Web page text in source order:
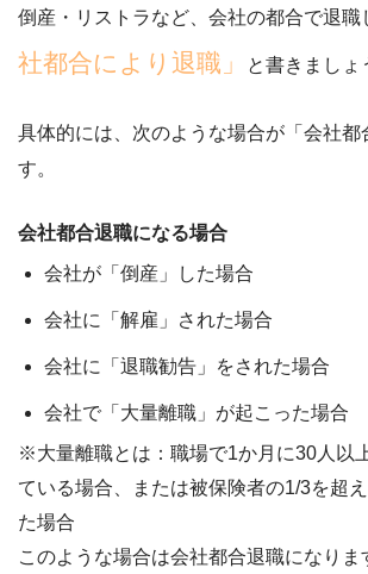
倒産・リストラなど、会社の都合で退職
社都合により退職」
と書きましょ
具体的には、次のような場合が「会社都
す。
会社都合退職になる場合
会社が「倒産」した場合
会社に「解雇」された場合
会社に「退職勧告」をされた場合
会社で「大量離職」が起こった場合
※大量離職とは：職場で1か月に30人以
ている場合、または被保険者の1/3を超
た場合
このような場合は会社都合退職になりま